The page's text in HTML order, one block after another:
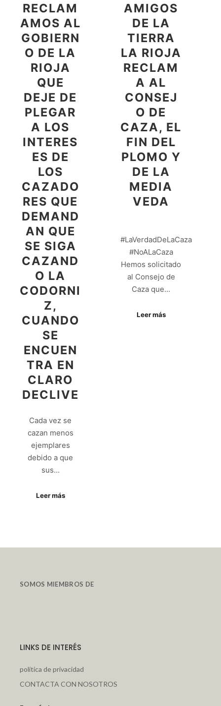
RECLAM
AMOS AL
GOBIERN
O DE LA
RIOJA
QUE
DEJE DE
PLEGAR
A LOS
INTERES
ES DE
LOS
CAZADO
RES QUE
DEMAND
AN QUE
SE SIGA
CAZAND
O LA
CODORNI
Z,
CUANDO
SE
ENCUEN
TRA EN
CLARO
DECLIVE
Cada vez se
cazan menos
ejemplares
debido a que
sus…
Leer más
AMIGOS
DE LA
TIERRA
LA RIOJA
RECLAM
A AL
CONSEJ
O DE
CAZA, EL
FIN DEL
PLOMO Y
DE LA
MEDIA
VEDA
#LaVerdadDeLaCaza
#NoALaCaza
Hemos solicitado
al Consejo de
Caza que…
Leer más
SOMOS MIEMBROS DE
LINKS DE INTERÉS
política de privacidad
CONTACTA CON NOSOTROS